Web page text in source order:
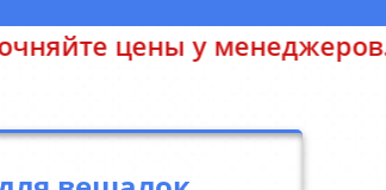
Спасибо за понимание.